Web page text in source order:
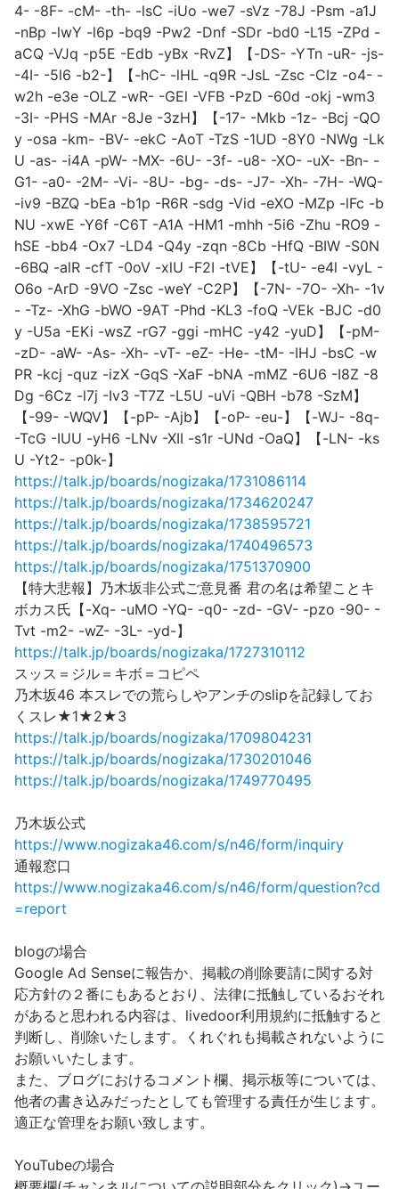
4- -8F- -cM- -th- -lsC -iUo -we7 -sVz -78J -Psm -a1J
-nBp -lwY -l6p -bq9 -Pw2 -Dnf -SDr -bd0 -L15 -ZPd -
aCQ -VJq -p5E -Edb -yBx -RvZ】【-DS- -YTn -uR- -js-
-4I- -5l6 -b2-】【-hC- -lHL -q9R -JsL -Zsc -CIz -o4- -
w2h -e3e -OLZ -wR- -GEl -VFB -PzD -60d -okj -wm3
-3I- -PHS -MAr -8Je -3zH】【-17- -Mkb -1z- -Bcj -QO
y -osa -km- -BV- -ekC -AoT -TzS -1UD -8Y0 -NWg -Lk
U -as- -i4A -pW- -MX- -6U- -3f- -u8- -XO- -uX- -Bn- -
G1- -a0- -2M- -Vi- -8U- -bg- -ds- -J7- -Xh- -7H- -WQ-
-iv9 -BZQ -bEa -b1p -R6R -sdg -Vid -eXO -MZp -lFc -b
NU -xwE -Y6f -C6T -A1A -HM1 -mhh -5i6 -Zhu -RO9 -
hSE -bb4 -Ox7 -LD4 -Q4y -zqn -8Cb -HfQ -BIW -S0N
-6BQ -alR -cfT -0oV -xlU -F2I -tVE】【-tU- -e4l -vyL -
O6o -ArD -9VO -Zsc -weY -C2P】【-7N- -7O- -Xh- -1v
- -Tz- -XhG -bWO -9AT -Phd -KL3 -foQ -VEk -BJC -d0
y -U5a -EKi -wsZ -rG7 -ggi -mHC -y42 -yuD】【-pM-
-zD- -aW- -As- -Xh- -vT- -eZ- -He- -tM- -IHJ -bsC -w
PR -kcj -quz -izX -GqS -XaF -bNA -mMZ -6U6 -I8Z -8
Dg -6Cz -l7j -Iv3 -T7Z -L5U -uVi -QBH -b78 -SzM】
【-99- -WQV】【-pP- -Ajb】【-oP- -eu-】【-WJ- -8q-
-TcG -IUU -yH6 -LNv -XII -s1r -UNd -OaQ】【-LN- -ks
U -Yt2- -p0k-】
https://talk.jp/boards/nogizaka/1731086114
https://talk.jp/boards/nogizaka/1734620247
https://talk.jp/boards/nogizaka/1738595721
https://talk.jp/boards/nogizaka/1740496573
https://talk.jp/boards/nogizaka/1751370900
【特大悲報】乃木坂非公式ご意見番 君の名は希望ことキ
ボカス氏【-Xq- -uMO -YQ- -q0- -zd- -GV- -pzo -90- -
Tvt -m2- -wZ- -3L- -yd-】
https://talk.jp/boards/nogizaka/1727310112
スッス＝ジル＝キボ＝コピペ
乃木坂46 本スレでの荒らしやアンチのslipを記録してお
くスレ★1★2★3
https://talk.jp/boards/nogizaka/1709804231
https://talk.jp/boards/nogizaka/1730201046
https://talk.jp/boards/nogizaka/1749770495
乃木坂公式
https://www.nogizaka46.com/s/n46/form/inquiry
通報窓口
https://www.nogizaka46.com/s/n46/form/question?cd
=report
blogの場合
Google Ad Senseに報告か、掲載の削除要請に関する対
応方針の２番にもあるとおり、法律に抵触しているおそれ
があると思われる内容は、livedoor利用規約に抵触すると
判断し、削除いたします。くれぐれも掲載されないように
お願いいたします。
また、ブログにおけるコメント欄、掲示板等については、
他者の書き込みだったとしても管理する責任が生じます。
適正な管理をお願い致します。
YouTubeの場合